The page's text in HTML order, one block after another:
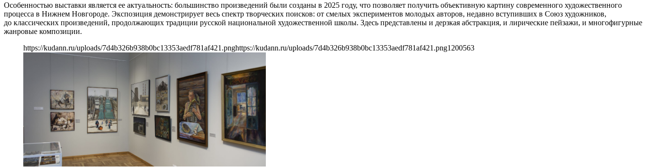
Особенностью выставки является ее актуальность: большинство произведений были созданы в 2025 году, что позволяет получить объективную картину современного художественного
процесса в Нижнем Новгороде. Экспозиция демонстрирует весь спектр творческих поисков: от смелых экспериментов молодых авторов, недавно вступивших в Союз художников,
до классических произведений, продолжающих традиции русской национальной художественной школы. Здесь представлены и дерзкая абстракция, и лирические пейзажи, и многофигурные
жанровые композиции.
https://kudann.ru/uploads/7d4b326b938b0bc13353aedf781af421.pnghttps://kudann.ru/uploads/7d4b326b938b0bc13353aedf781af421.png1200563